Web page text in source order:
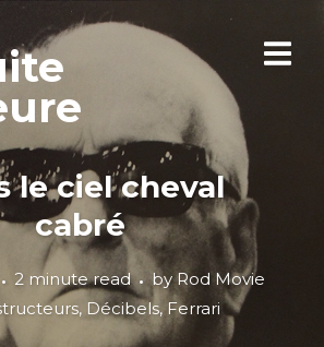
le ciel cheval
cabré
2 minute read by Rod Movie
, Décibels, Ferrari